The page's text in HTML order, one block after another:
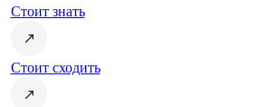
Стоит знать
Стоит сходить